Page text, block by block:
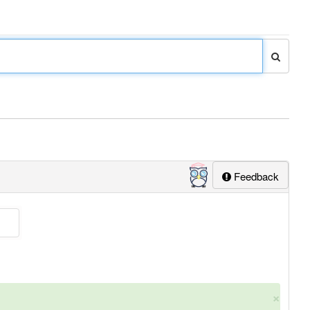
Feedback
×